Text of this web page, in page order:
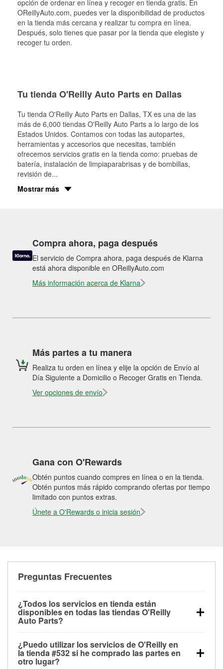
opción de ordenar en línea y recoger en tienda gratis. En
OReillyAuto.com, puedes ver la disponibilidad de productos
en la tienda más cercana y realizar tu compra en línea.
Después, solo tienes que pasar por la tienda que elegiste y
recoger tu orden.
Tu tienda O'Reilly Auto Parts en Dallas
Tu tienda O'Reilly Auto Parts en Dallas, TX es una de las
más de 6,000 tiendas O'Reilly Auto Parts a lo largo de los
Estados Unidos. Contamos con todas las autopartes,
herramientas y accesorios que necesitas, también
ofrecemos servicios gratis en la tienda como: pruebas de
batería, instalación de limpiaparabrisas y de bombillas,
revisión de...
Mostrar más
Compra ahora, paga después
El servicio de Compra ahora, paga después de Klarna
está ahora disponible en OReillyAuto.com
Más información acerca de Klarna
Más partes a tu manera
Realiza tu orden en línea y elije la opción de Envío al
Día Siguiente a Domicilio o Recoger Gratis en Tienda.
Ver opciones de envío
Gana con O'Rewards
Obtén puntos cuando compres en línea o en la tienda.
Obtén puntos más rápido comprando ofertas por tiempo
limitado con puntos extras.
Únete a O'Rewards o inicia sesión
Preguntas Frecuentes
¿Todos los servicios en tienda están
disponibles en todas las tiendas O'Reilly
Auto Parts?
las pruebas de batería, pruebas de alternador y
motor de arranque, revisión de la luz “Check Engine”
¿Puedo utilizar los servicios de O'Reilly en
la tienda #532 si he comprado las partes en
otro lugar?